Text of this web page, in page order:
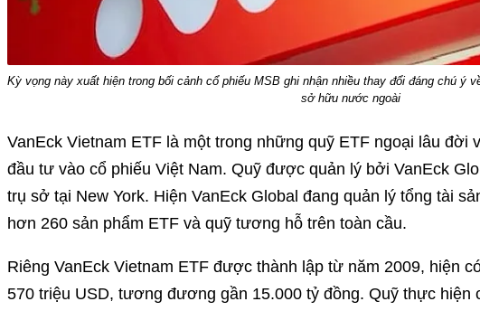
Kỳ vọng này xuất hiện trong bối cảnh cổ phiếu MSB ghi nhận nhiều thay đổi đáng chú ý
sở hữu nước ngoài
VanEck Vietnam ETF là một trong những quỹ ETF ngoại lâu đời
đầu tư vào cổ phiếu Việt Nam. Quỹ được quản lý bởi VanEck
trụ sở tại New York. Hiện VanEck Global đang quản lý tổng tài
hơn 260 sản phẩm ETF và quỹ tương hỗ trên toàn cầu.
Riêng VanEck Vietnam ETF được thành lập từ năm 2009, hiện
570 triệu USD, tương đương gần 15.000 tỷ đồng. Quỹ thực hiện